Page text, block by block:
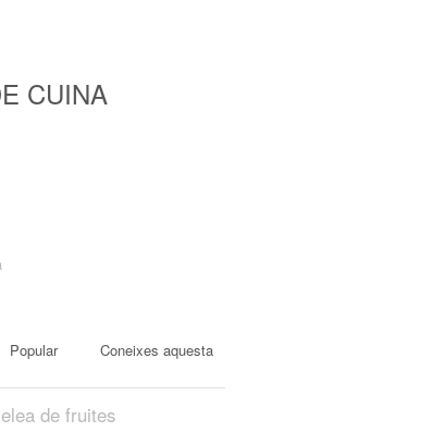
CUINA
Popular
Coneixes aquesta
de fruites